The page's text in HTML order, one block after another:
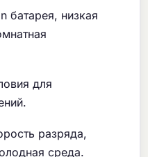
батарея, низкая
для
разряда,
среда.